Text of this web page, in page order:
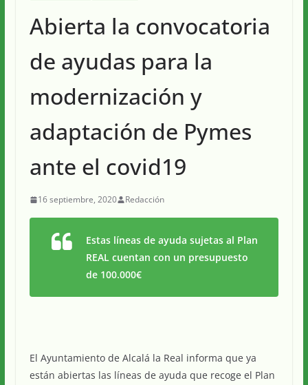
Abierta la convocatoria
de ayudas para la
modernización y
adaptación de Pymes
ante el covid19
16 septiembre, 2020 Redacción
Estas líneas de ayuda sujetas al Plan
REAL cuentan con un presupuesto
de 100.000€
El Ayuntamiento de Alcalá la Real informa que ya
están abiertas las líneas de ayuda que recoge el Plan